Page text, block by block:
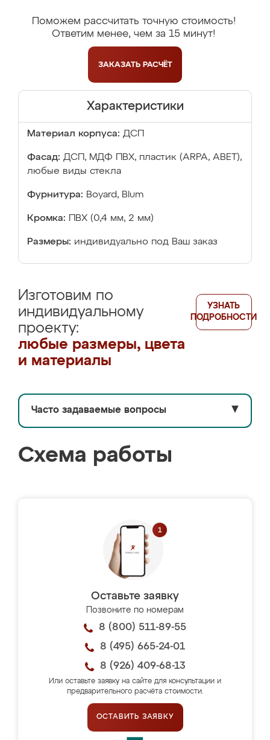
Поможем рассчитать точную стоимость!
Ответим менее, чем за 15 минут!
ЗАКАЗАТЬ РАСЧЁТ
Характеристики
Материал корпуса: ДСП
Фасад: ДСП, МДФ ПВХ, пластик (ARPA, ABET),
любые виды стекла
Фурнитура: Boyard, Blum
Кромка: ПВХ (0,4 мм, 2 мм)
Размеры: индивидуально под Ваш заказ
Изготовим по
индивидуальному
проекту:
любые размеры, цвета
и материалы
УЗНАТЬ
ПОДРОБНОСТИ
Часто задаваемые вопросы ▼
Схема работы
Оставьте заявку
Позвоните по номерам
8 (800) 511-89-55
8 (495) 665-24-01
8 (926) 409-68-13
Или оставьте заявку на сайте для консультации и
предварительного расчёта стоимости.
ОСТАВИТЬ ЗАЯВКУ